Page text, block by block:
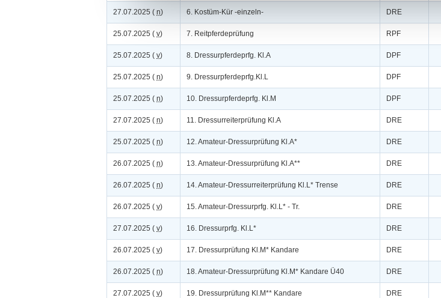
27.07.2025 ( n) 6. Kostüm-Kür -einzeln- DRE
25.07.2025 ( v) 7. Reitpferdeprüfung RPF
25.07.2025 ( v) 8. Dressurpferdeprfg. Kl.A DPF
25.07.2025 ( n) 9. Dressurpferdeprfg.Kl.L DPF
25.07.2025 ( n) 10. Dressurpferdeprfg. Kl.M DPF
27.07.2025 ( n) 11. Dressurreiterprüfung Kl.A DRE
25.07.2025 ( n) 12. Amateur-Dressurprüfung Kl.A* DRE
26.07.2025 ( n) 13. Amateur-Dressurprüfung Kl.A** DRE
26.07.2025 ( n) 14. Amateur-Dressurreiterprüfung Kl.L* Trense DRE
26.07.2025 ( v) 15. Amateur-Dressurprfg. Kl.L* - Tr. DRE
27.07.2025 ( v) 16. Dressurprfg. Kl.L* DRE
26.07.2025 ( v) 17. Dressurprüfung Kl.M* Kandare DRE
26.07.2025 ( n) 18. Amateur-Dressurprüfung Kl.M* Kandare Ü40 DRE
27.07.2025 ( v) 19. Dressurprüfung Kl.M** Kandare DRE